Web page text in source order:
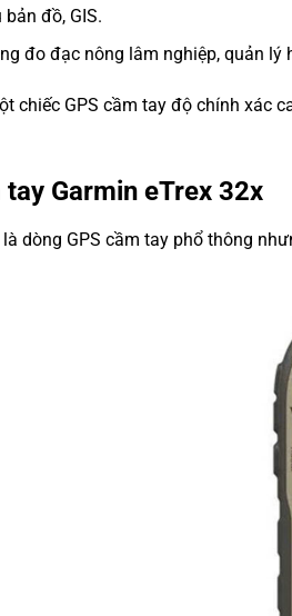
đồ, GIS.
đo đạc nông lâm nghiệp, quản lý
chiếc GPS cầm tay độ chính xác
tay Garmin eTrex 32x
là dòng GPS cầm tay phổ thông